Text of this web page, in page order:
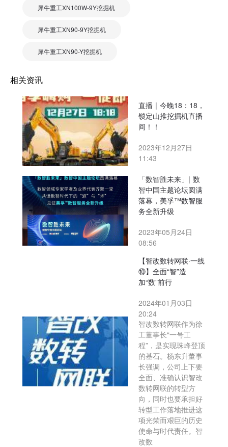
犀牛重工XN100W-9Y挖掘机
犀牛重工XN90-9Y挖掘机
犀牛重工XN90-Y挖掘机
相关资讯
直播 | 今晚18：18，
锁定山推挖掘机直播
间！！
2023年12月27日
11:43
「数智胜未来」| 数
智中国主题论坛圆满
落幕，美孚™数智服
务全新升级
2023年05月24日
08:56
【智改数转网联·一线
⑩】全面“智”造
加“数”前行
2024年01月03日
20:24
智改数转网联作为徐
工董事长“一号工
程”，是实现珠峰登顶
的基石。杨东升董事
长强调，公司上下要
全面、准确认识智改
数转网联的转型方
向，同时也要承担好
转型工作落地推进这
项光荣而艰巨的历史
使命与时代责任。智
改数